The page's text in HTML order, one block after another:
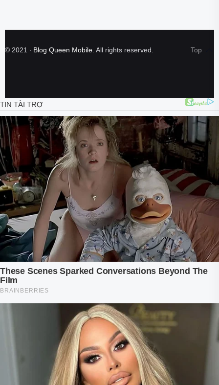
© 2021 ‧ Blog Queen Mobile . All rights reserved.